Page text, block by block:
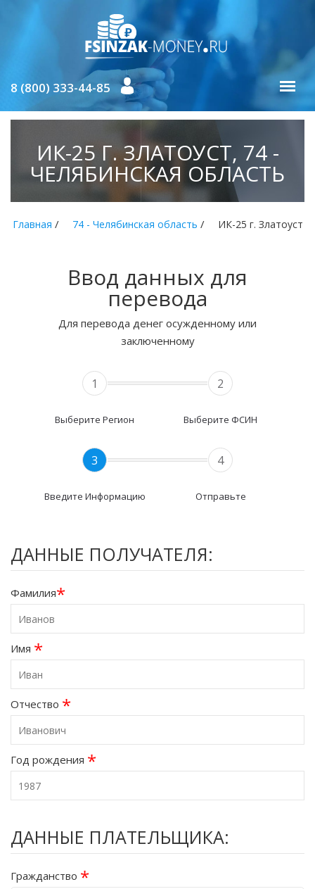
8 (800) 333-44-85
ИК-25 Г. ЗЛАТОУСТ, 74 -
ЧЕЛЯБИНСКАЯ ОБЛАСТЬ
Главная / 74 - Челябинская область / ИК-25 г. Златоуст
Ввод данных для
перевода
Для перевода денег осужденному или
заключенному
1
Выберите Регион
2
Выберите ФСИН
3
Введите Информацию
4
Отправьте
ДАННЫЕ ПОЛУЧАТЕЛЯ:
Фамилия*
Имя *
Отчество *
Год рождения *
ДАННЫЕ ПЛАТЕЛЬЩИКА:
Гражданство *